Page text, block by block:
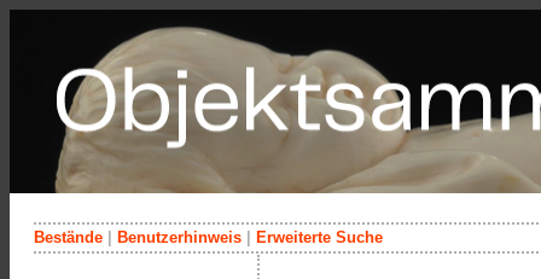
Bestände Benutzerhinweis Erweiterte Suche